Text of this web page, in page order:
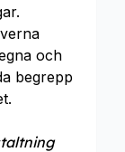
och
begrepp